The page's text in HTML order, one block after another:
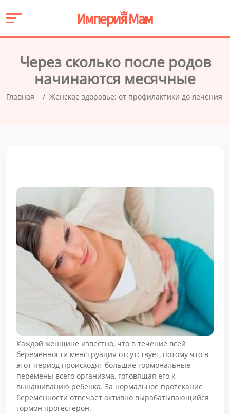
Через сколько после родов
начинаются месячные
Главная Женское здоровье: от профилактики до лечения
Каждой женщине известно, что в течение всей
беременности менструация отсутствует, потому что в
этот период происходят большие гормональные
перемены всего организма, готовящая его к
вынашиванию ребенка. За нормальное протекание
беременности отвечает активно вырабатывающийся
гормон прогестерон.